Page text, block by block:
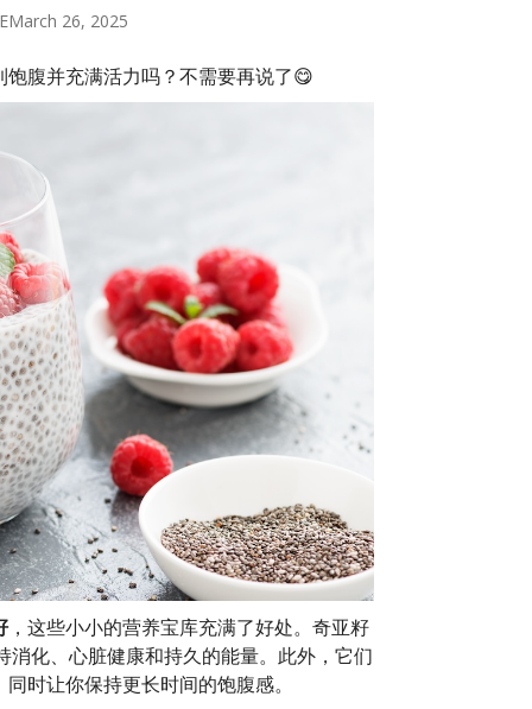
March 26, 2025
腹并充满活力吗？不需要再说了😋
，这些小小的营养宝库充满了好处。奇亚籽
化、心脏健康和持久的能量。此外，它们
时让你保持更长时间的饱腹感。